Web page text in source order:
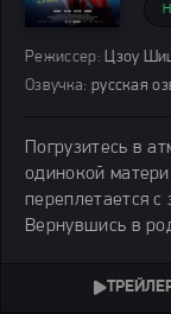
Режиссер: Цзоу
Озвучка: русская
Погрузитесь в
одинокой
переплетается
Вернувшись в
этом вихре